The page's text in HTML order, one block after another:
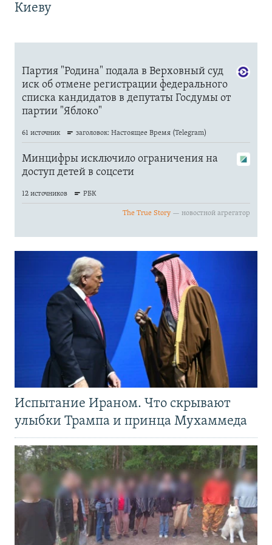
Киеву
Испытание Ираном. Что скрывают
улыбки Трампа и принца Мухаммеда